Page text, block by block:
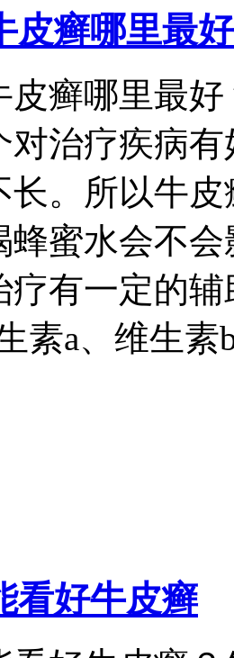
皮癣哪里最
皮癣哪里最
对治疗疾病
长。所以牛
蜂蜜水会不
疗有一定的
素a、维生
看好牛皮癣